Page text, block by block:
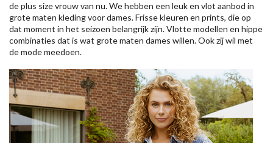
de plus size vrouw van nu. We hebben een leuk en vlot aanbod in
grote maten kleding voor dames. Frisse kleuren en prints, die op
dat moment in het seizoen belangrijk zijn. Vlotte modellen en hippe
combinaties dat is wat grote maten dames willen. Ook zij wil met
de mode meedoen.